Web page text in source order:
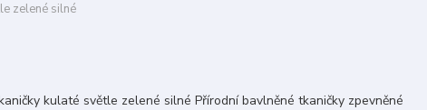
zelené silné
kulaté světle zelené silné Přírodní bavlněné tkaničky zpevněné